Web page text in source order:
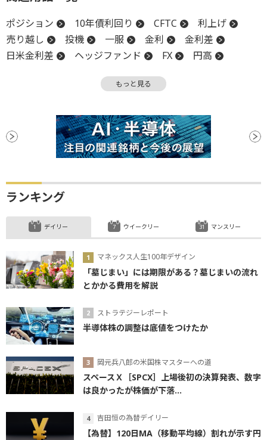
ポジション 10年債利回り CFTC
利上げ
売り越し
投機 一服 金利
金利差
日米金利差
ヘッジファンド FX
円高
チャート
米連邦公開市場委員会
利回り FRB
関税
金融政策決定会合
底 日銀
ファンド
利下げ
もっと見る
ランキング
デイリー
マネックス人生100年デザイン
「墓じまい」には期限がある？墓じまいの流れ
とかかる費用を解説
ストラテジーレポート
半導体株の調整は底値をつけたか
岡元兵八郎の米国株マスターへの道
スペースＸ［SPCX］上場後初の決算発表、数字
は良かったが株価が下落...
吉田恒の為替デイリー
【為替】120日MA（移動平均線）割れが示す円
ウイークリー マンスリー